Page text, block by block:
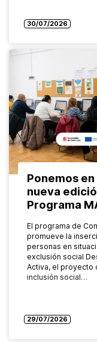
30/07/2026
Ponemos
nueva
Programa
El programa de
promueve la
personas en
exclusión social
Activa, el proyecto
inclusión social…
29/07/2026